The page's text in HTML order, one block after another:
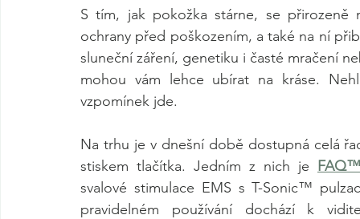
S tím, jak pokožka stárne, se přirozeně
ochrany před poškozením, a také na ní
sluneční záření, genetiku i časté mračení
mohou vám lehce ubírat na kráse.
vzpomínek jde.
Na trhu je v dnešní době dostupná celá
stiskem tlačítka. Jedním z nich je
svalové stimulace EMS s T-Sonic™
pravidelném používání dochází k